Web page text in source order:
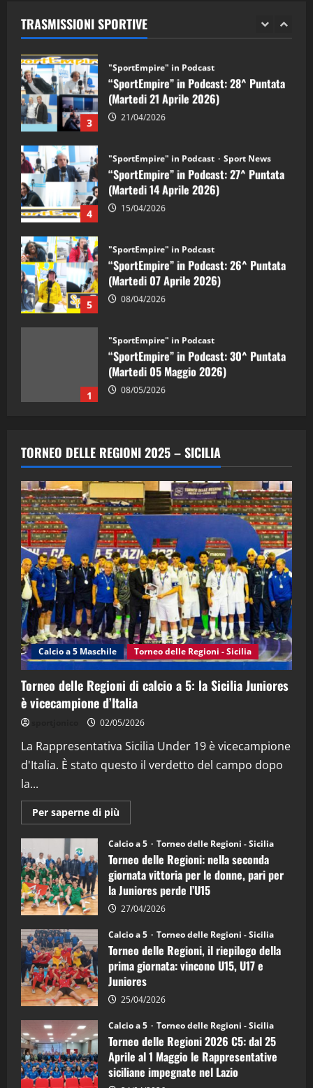
TRASMISSIONI SPORTIVE
2 28/04/2026
3
"SportEmpire" in Podcast
“SportEmpire” in Podcast: 28^ Puntata
(Martedi 21 Aprile 2026)
21/04/2026
4
"SportEmpire" in Podcast Sport News
“SportEmpire” in Podcast: 27^ Puntata
(Martedi 14 Aprile 2026)
15/04/2026
5
"SportEmpire" in Podcast
“SportEmpire” in Podcast: 26^ Puntata
(Martedi 07 Aprile 2026)
08/04/2026
1
"SportEmpire" in Podcast
“SportEmpire” in Podcast: 30^ Puntata
(Martedi 05 Maggio 2026)
08/05/2026
2
“SportEmpire” in Podcast: 29^ Puntata
(Martedi 28 Aprile 2026)
28/04/2026
3
"SportEmpire" in Podcast
“SportEmpire” in Podcast: 28^ Puntata
(Martedi 21 Aprile 2026)
21/04/2026
4
"SportEmpire" in Podcast Sport News
“SportEmpire” in Podcast: 27^ Puntata
(Martedi 14 Aprile 2026)
15/04/2026
"SportEmpire" in Podcast
“SportEmpire” in Podcast: 26^ Puntata
08/04/2026
TORNEO DELLE REGIONI 2025 – SICILIA
Calcio a 5 Maschile Torneo delle Regioni - Sicilia
Torneo delle Regioni di calcio a 5: la Sicilia Juniores
è vicecampione d’Italia
02/05/2026
La Rappresentativa Sicilia Under 19 è vicecampione
d'Italia. È stato questo il verdetto del campo dopo
la...
Per saperne di più
informazioni
Torneo
delle
Regioni
di
calcio
a
5:
la
Juniores
è
vicecampione
d’Italia
Calcio a 5 Torneo delle Regioni - Sicilia
Torneo delle Regioni: nella seconda
giornata vittoria per le donne, pari per
la Juniores perde l’U15
27/04/2026
Calcio a 5 Torneo delle Regioni - Sicilia
Torneo delle Regioni, il riepilogo della
prima giornata: vincono U15, U17 e
Juniores
25/04/2026
Calcio a 5 Torneo delle Regioni - Sicilia
Torneo delle Regioni 2026 C5: dal 25
Aprile al 1 Maggio le Rappresentative
siciliane impegnate nel Lazio